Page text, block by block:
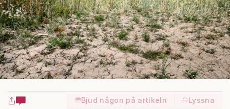
Bjud någon på artikeln
Lyssna